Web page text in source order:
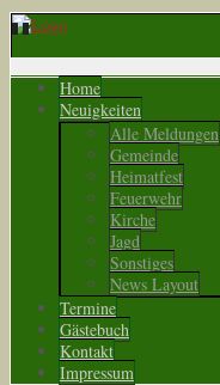
Home
Neuigkeiten
Alle Meldungen
Gemeinde
Heimatfest
Feuerwehr
Kirche
Jagd
Sonstiges
News Layout
Termine
Gästebuch
Kontakt
Impressum